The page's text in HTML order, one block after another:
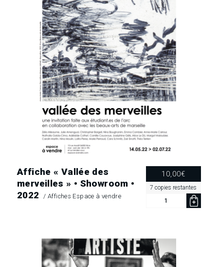
Affiche « Vallée des
merveilles » • Showroom •
2022
/Affiches Espace à vendre
10,00€
7 copies restantes
quantité
merveilles"
Showroom